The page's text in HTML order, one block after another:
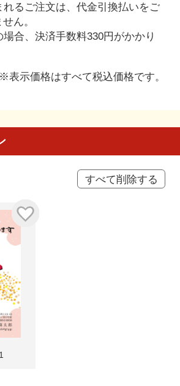
るご注文は、代金引換払いをご
ん。
合、決済手数料330円がかかり
※表示価格はすべて税込価格です。
すべて削除する